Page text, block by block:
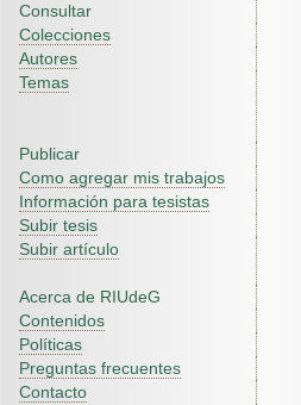
Consultar
Colecciones
Autores
Temas
Publicar
Como agregar mis trabajos
Información para tesistas
Subir tesis
Subir artículo
Acerca de RIUdeG
Contenidos
Políticas
Preguntas frecuentes
Contacto